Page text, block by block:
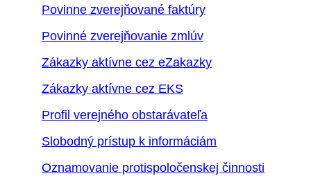
Povinne zverejňované faktúry
Povinné zverejňovanie zmlúv
Zákazky aktívne cez eZakazky
Zákazky aktívne cez EKS
Profil verejného obstarávateľa
Slobodný prístup k informáciám
Oznamovanie protispoločenskej činnosti